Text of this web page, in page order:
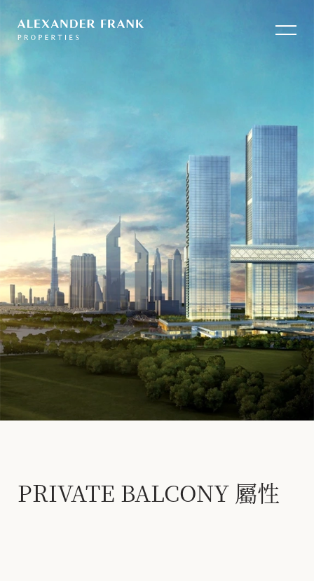
PRIVATE BALCONY 屬性